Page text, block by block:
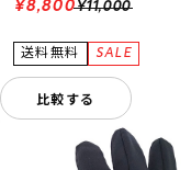
¥11,000
¥8,800
比較する